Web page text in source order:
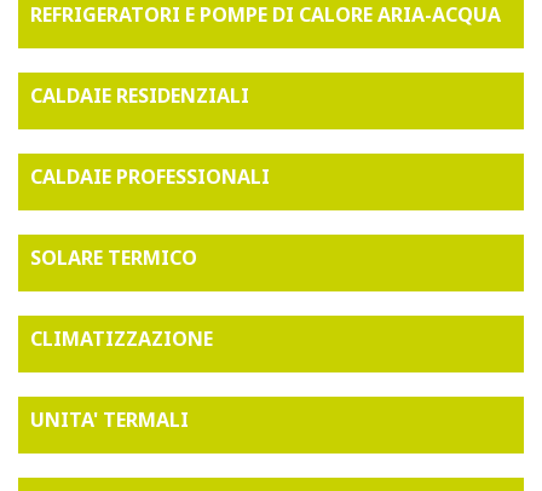
REFRIGERATORI E POMPE DI CALORE ARIA-ACQUA
CALDAIE RESIDENZIALI
CALDAIE PROFESSIONALI
SOLARE TERMICO
CLIMATIZZAZIONE
UNITA' TERMALI